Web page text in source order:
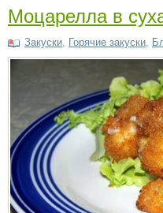
Моцарелла в
Закуски, Горячие закуски,